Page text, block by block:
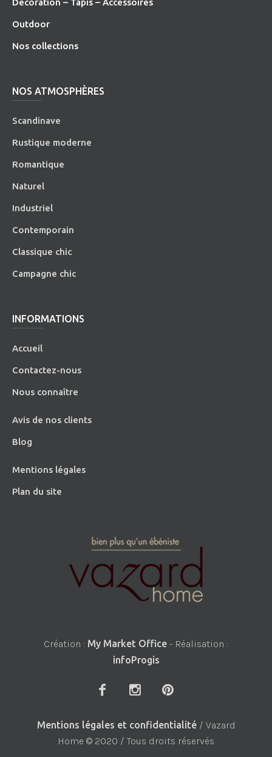
Outdoor
Nos collections
NOS ATMOSPHÈRES
Scandinave
Rustique moderne
Romantique
Naturel
Industriel
Contemporain
Classique chic
Campagne chic
INFORMATIONS
Accueil
Contactez-nous
Nous connaître
Avis de nos clients
Blog
Mentions légales
Plan du site
Création : My Market Office - Réalisation :
infoProgis
Mentions légales et confidentialité/ Vazard
Home © 2020 / Tous droits réservés